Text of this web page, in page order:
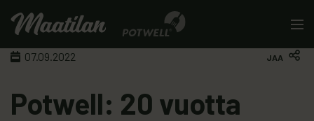
07.09.2022
JAA
Potwell: 20 vuotta